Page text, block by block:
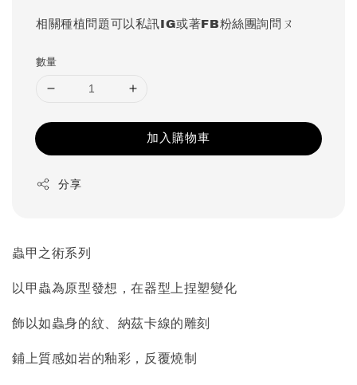
相關種植問題可以私訊IG或著FB粉絲團詢問ㄡ
數量
加入購物車
分享
蟲甲之術系列
以甲蟲為原型發想，在器型上捏塑變化
飾以如蟲身的紋、納茲卡線的雕刻
鋪上質感如岩的釉彩，反覆燒制